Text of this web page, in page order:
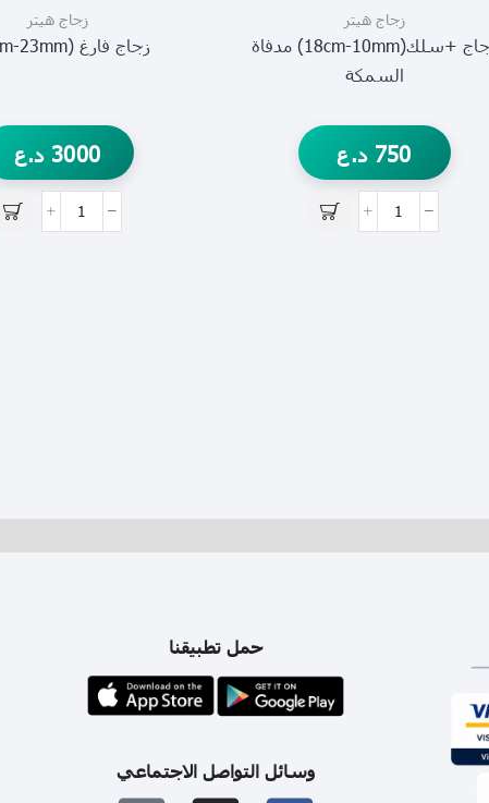
زجاج هيتر
زجاج +سلك(18cm-10mm) مدفاة
السمكة
750 د.ع
زجاج هيتر
زجاج فارغ (90cm-23mm)
3000 د.ع
حمل تطبيقنا
وسائل التواصل الاجتماعي